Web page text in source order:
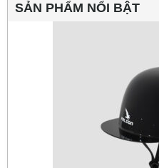
SẢN PHẨM NỔI BẬT